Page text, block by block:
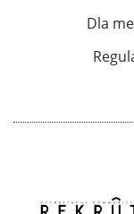
Dla